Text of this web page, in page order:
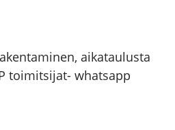
aikataulusta
toimitsijat- whatsapp